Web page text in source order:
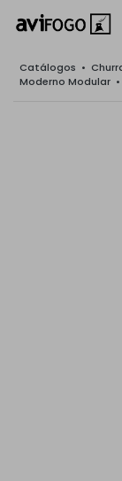
Catálogos •
Moderno Modular •